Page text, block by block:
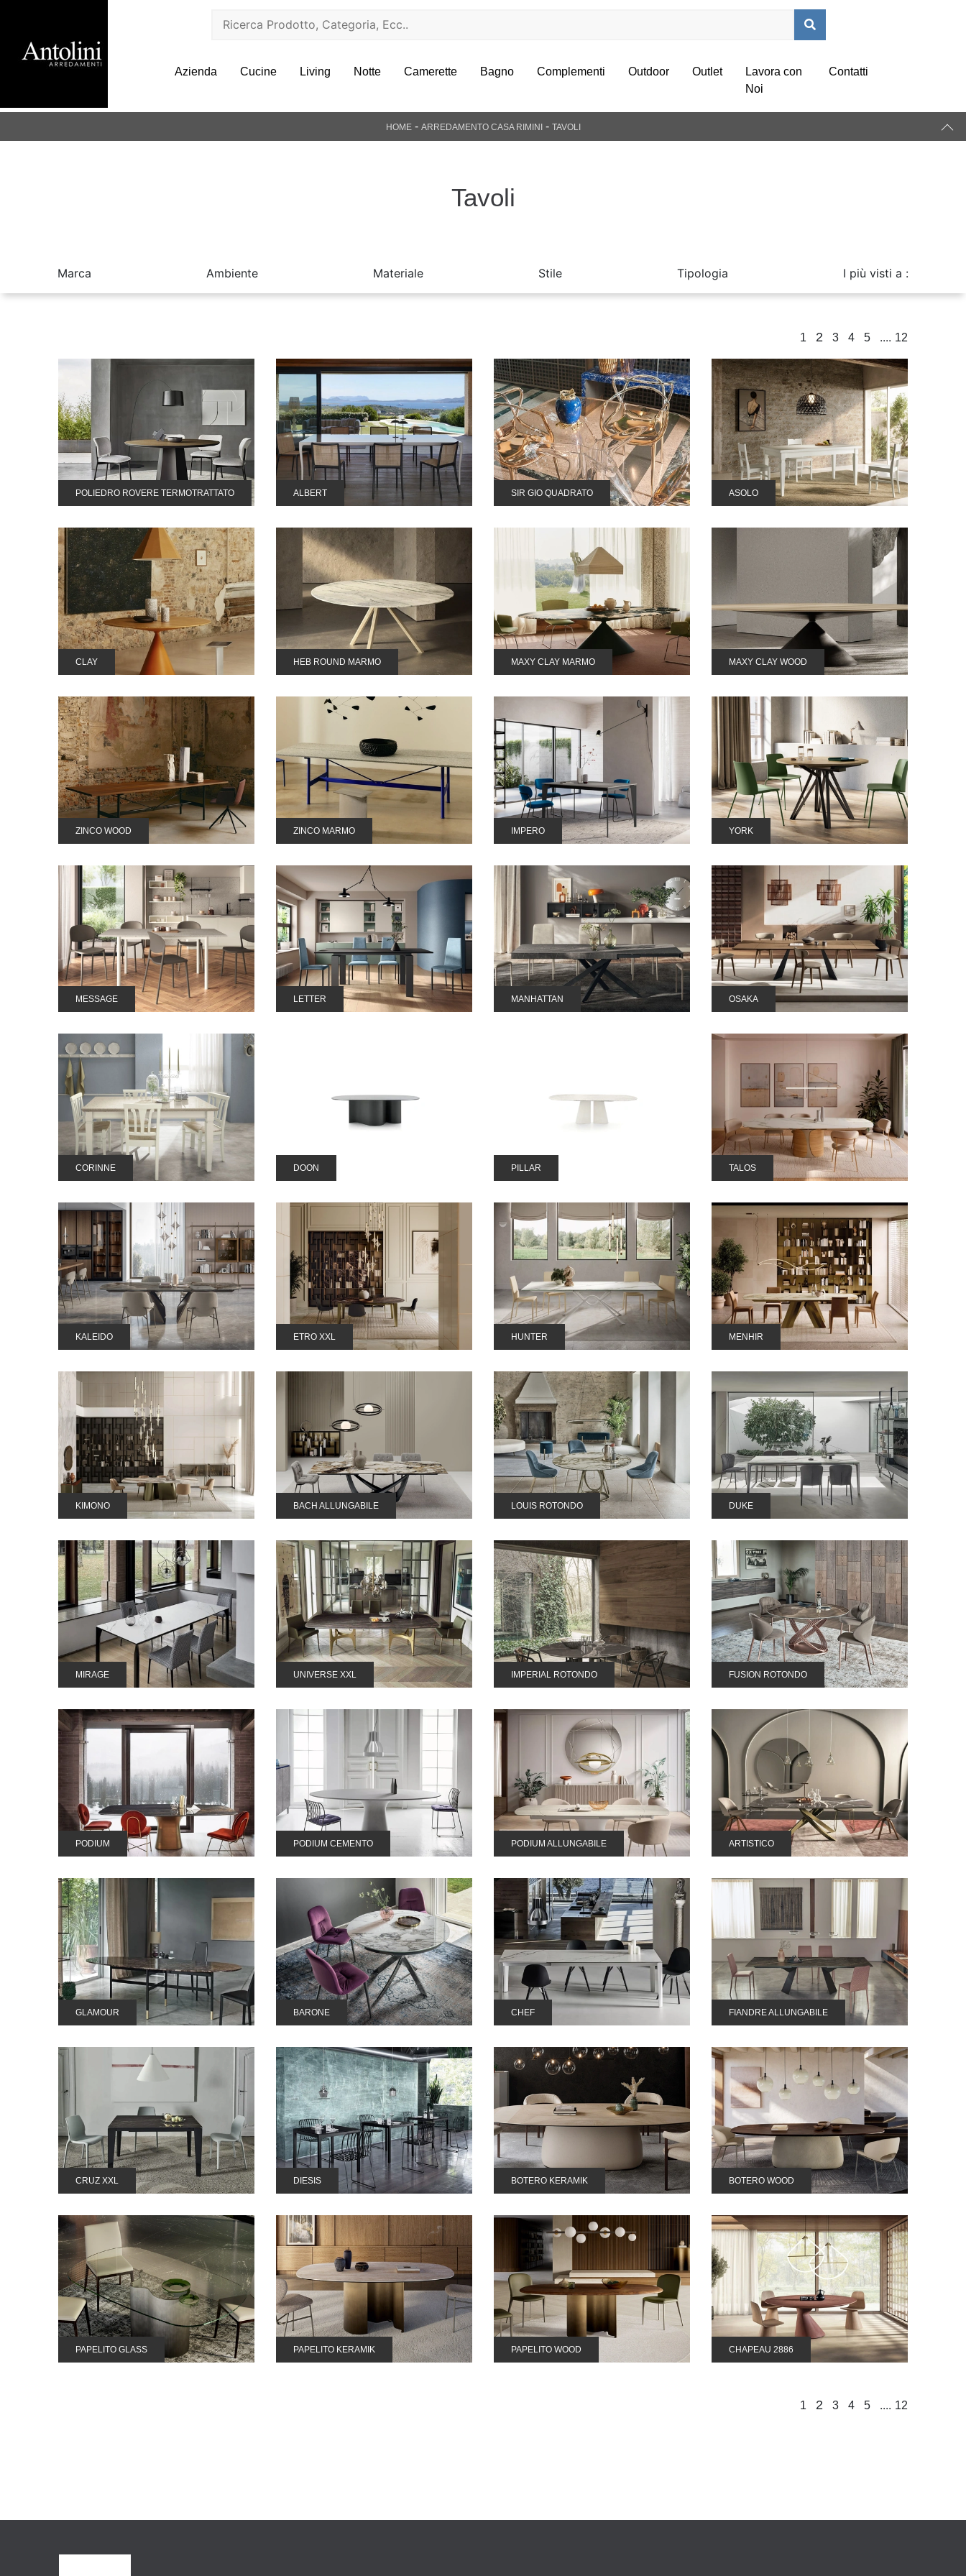
Azienda Cucine Living Notte Camerette Bagno Complementi Outdoor Outlet
Lavora con
Noi
Contatti
HOME- ARREDAMENTO CASA RIMINI - TAVOLI
Tavoli
Marca Ambiente Materiale Stile Tipologia I più visti a :
1 2 3 4 5 .... 12
POLIEDRO ROVERE TERMOTRATTATO ALBERT SIR GIO QUADRATO ASOLO
CLAY HEB ROUND MARMO MAXY CLAY MARMO MAXY CLAY WOOD
ZINCO WOOD ZINCO MARMO IMPERO YORK
MESSAGE LETTER MANHATTAN OSAKA
CORINNE DOON PILLAR TALOS
KALEIDO ETRO XXL HUNTER MENHIR
KIMONO BACH ALLUNGABILE LOUIS ROTONDO DUKE
MIRAGE UNIVERSE XXL IMPERIAL ROTONDO FUSION ROTONDO
PODIUM PODIUM CEMENTO PODIUM ALLUNGABILE ARTISTICO
GLAMOUR BARONE CHEF FIANDRE ALLUNGABILE
CRUZ XXL DIESIS BOTERO KERAMIK BOTERO WOOD
PAPELITO GLASS PAPELITO KERAMIK PAPELITO WOOD CHAPEAU 2886
1 2 3 4 5 .... 12